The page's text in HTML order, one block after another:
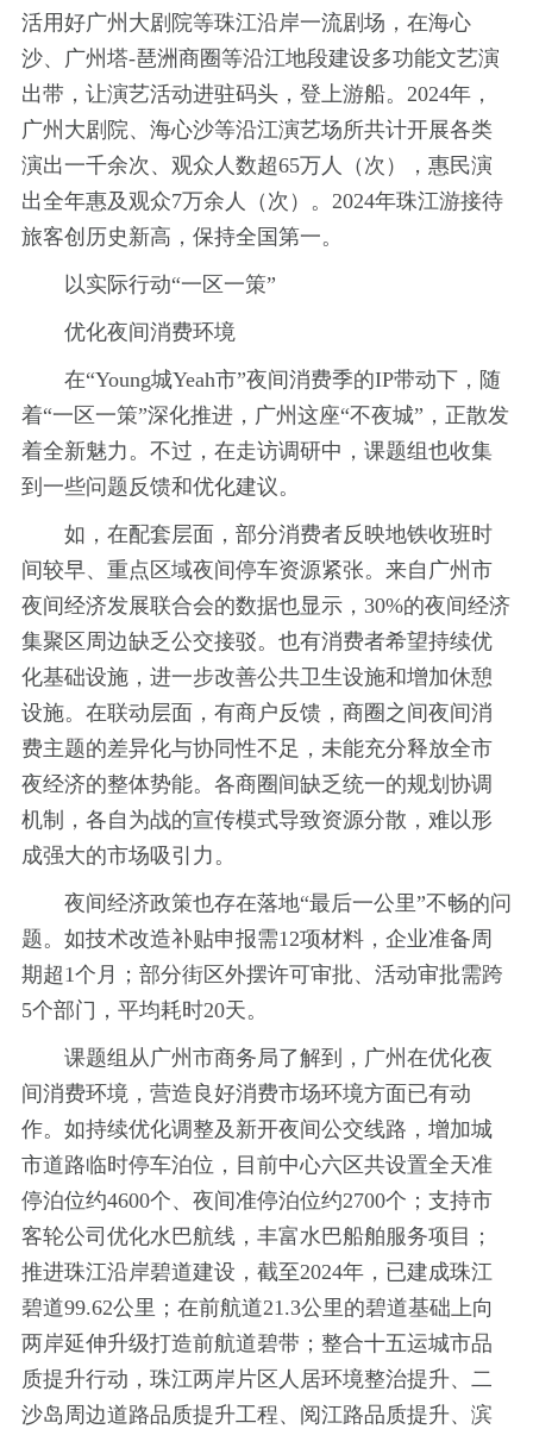
活用好广州大剧院等珠江沿岸一流剧场，在海心
沙、广州塔-琶洲商圈等沿江地段建设多功能文艺演
出带，让演艺活动进驻码头，登上游船。2024年，
广州大剧院、海心沙等沿江演艺场所共计开展各类
演出一千余次、观众人数超65万人（次），惠民演
出全年惠及观众7万余人（次）。2024年珠江游接待
旅客创历史新高，保持全国第一。
以实际行动“一区一策”
优化夜间消费环境
在“Young城Yeah市”夜间消费季的IP带动下，随
着“一区一策”深化推进，广州这座“不夜城”，正散发
着全新魅力。不过，在走访调研中，课题组也收集
到一些问题反馈和优化建议。
如，在配套层面，部分消费者反映地铁收班时
间较早、重点区域夜间停车资源紧张。来自广州市
夜间经济发展联合会的数据也显示，30%的夜间经济
集聚区周边缺乏公交接驳。也有消费者希望持续优
化基础设施，进一步改善公共卫生设施和增加休憩
设施。在联动层面，有商户反馈，商圈之间夜间消
费主题的差异化与协同性不足，未能充分释放全市
夜经济的整体势能。各商圈间缺乏统一的规划协调
机制，各自为战的宣传模式导致资源分散，难以形
成强大的市场吸引力。
夜间经济政策也存在落地“最后一公里”不畅的问
题。如技术改造补贴申报需12项材料，企业准备周
期超1个月；部分街区外摆许可审批、活动审批需跨
5个部门，平均耗时20天。
课题组从广州市商务局了解到，广州在优化夜
间消费环境，营造良好消费市场环境方面已有动
作。如持续优化调整及新开夜间公交线路，增加城
市道路临时停车泊位，目前中心六区共设置全天准
停泊位约4600个、夜间准停泊位约2700个；支持市
客轮公司优化水巴航线，丰富水巴船舶服务项目；
推进珠江沿岸碧道建设，截至2024年，已建成珠江
碧道99.62公里；在前航道21.3公里的碧道基础上向
两岸延伸升级打造前航道碧带；整合十五运城市品
质提升行动，珠江两岸片区人居环境整治提升、二
沙岛周边道路品质提升工程、阅江路品质提升、滨